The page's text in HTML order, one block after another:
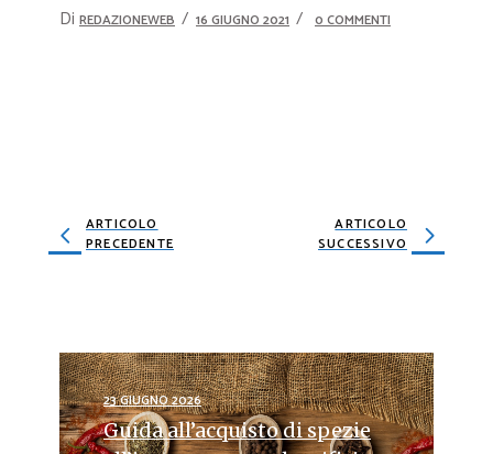
Di REDAZIONEWEB 16 GIUGNO 2021 0 COMMENTI
ARTICOLO
PRECEDENTE
ARTICOLO
SUCCESSIVO
23 GIUGNO 2026
Guida all’acquisto di spezie